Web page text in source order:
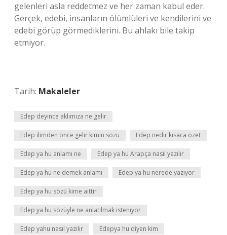
gelenleri asla reddetmez ve her zaman kabul eder.
Gerçek, edebi, insanların ölümlüleri ve kendilerini ve
edebi görüp görmediklerini. Bu ahlakı bile takip
etmiyor.
Tarih: Makaleler
Edep deyince aklımıza ne gelir
Edep ilimden önce gelir kimin sözü Edep nedir kısaca özet
Edep ya hu anlamı ne Edep ya hu Arapça nasıl yazılır
Edep ya hu ne demek anlamı Edep ya hu nerede yazıyor
Edep ya hu sözü kime aittir
Edep ya hu sözüyle ne anlatılmak isteniyor
Edep yahu nasıl yazılır Edepya hu diyen kim